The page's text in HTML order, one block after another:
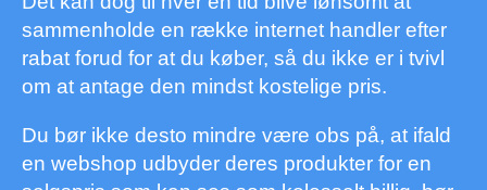
sammenholde en række internet handler efter
rabat forud for at du køber, så du ikke er i tvivl
om at antage den mindst kostelige pris.
Du bør ikke desto mindre være obs på, at ifald
en webshop udbyder deres produkter for en